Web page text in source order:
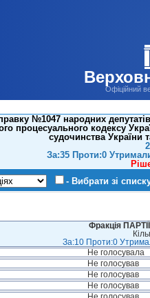
Офіційний
№1047 народних
процесуального кодексу
судочинства України
За:35 Проти:0
- Вибрати зі
Фракція
За:10 Проти:0
Не голосувала
Не голосував
Не голосував
Не голосував